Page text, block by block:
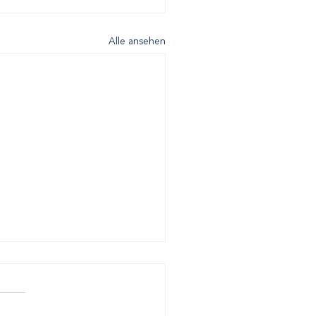
Alle ansehen